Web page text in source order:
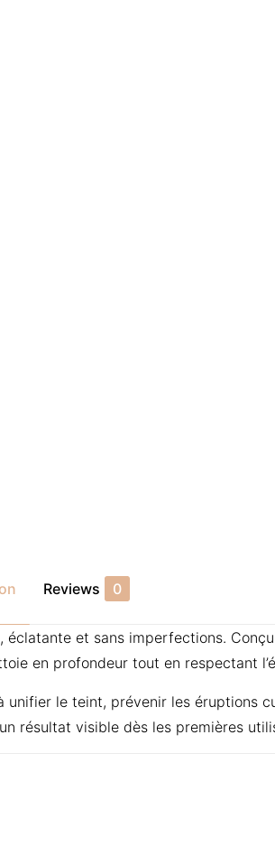
Reviews 0
et sans imperfections.
en profondeur tout en respectant
unifier le teint, prévenir les éruptions
résultat visible dès les premières